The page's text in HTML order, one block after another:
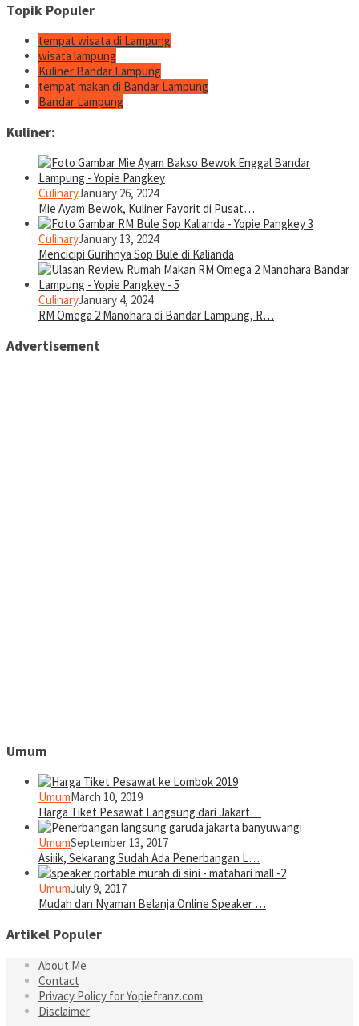
Topik Populer
tempat wisata di Lampung
wisata lampung
Kuliner Bandar Lampung
tempat makan di Bandar Lampung
Bandar Lampung
Kuliner:
CulinaryJanuary 26, 2024
Mie Ayam Bewok, Kuliner Favorit di Pusat…
CulinaryJanuary 13, 2024
Mencicipi Gurihnya Sop Bule di Kalianda
CulinaryJanuary 4, 2024
RM Omega 2 Manohara di Bandar Lampung, R…
Advertisement
Umum
UmumMarch 10, 2019
Harga Tiket Pesawat Langsung dari Jakart…
UmumSeptember 13, 2017
Asiiik, Sekarang Sudah Ada Penerbangan L…
UmumJuly 9, 2017
Mudah dan Nyaman Belanja Online Speaker …
Artikel Populer
About Me
Contact
Privacy Policy for Yopiefranz.com
Disclaimer